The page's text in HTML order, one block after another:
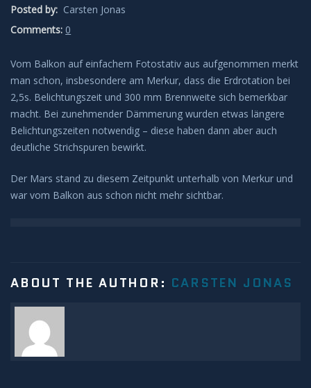
Leuchtende Nachtwolken
Meeresleuchten
Mondhalos
Oppositionseffekt
Polarlicht
Sonnenunter und -aufgänge
Strahlenbüschel
Posted by: Carsten Jonas
Comments: 0
Vom Balkon auf einfachem Fotostativ aus aufgenommen merkt
man schon, insbesondere am Merkur, dass die Erdrotation bei
2,5s. Belichtungszeit und 300 mm Brennweite sich bemerkbar
macht. Bei zunehmender Dämmerung wurden etwas längere
Belichtungszeiten notwendig – diese haben dann aber auch
deutliche Strichspuren bewirkt.
Der Mars stand zu diesem Zeitpunkt unterhalb von Merkur und
war vom Balkon aus schon nicht mehr sichtbar.
ABOUT THE AUTHOR: CARSTEN JONAS